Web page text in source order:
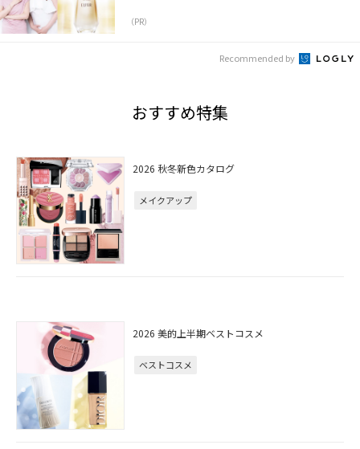
（PR）
Recommended by
おすすめ特集
2026 秋冬新色カタログ
メイクアップ
2026 美的上半期ベストコスメ
ベストコスメ